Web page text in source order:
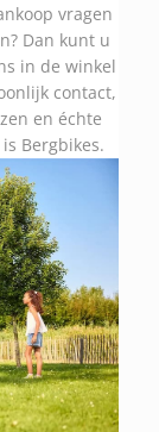
vragen
Dan kunt u
in de winkel
contact,
en échte
Bergbikes.